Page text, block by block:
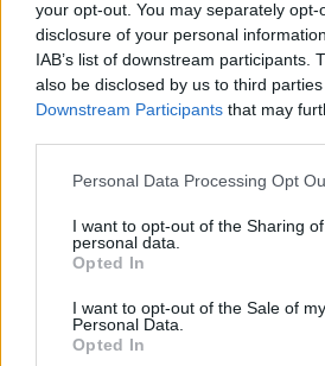
your opt-out. You may separately
disclosure of your personal
IAB’s list of downstream participants.
also be disclosed by us to third
Downstream Participants that may
Personal Data Processing Opt
I want to opt-out of the Sharing
personal data.
Opted In
I want to opt-out of the Sale of my
Personal Data.
Opted In
Elon Musk nuirait
selon une étude
Auto Pour Vous 5 août